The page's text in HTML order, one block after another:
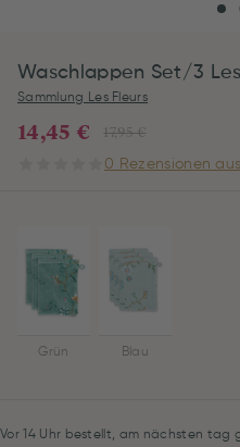
Waschlappen Set/3
Sammlung Les Fleurs
17,95 €
14,45 €
0 Rezensionen
Grün Blau
Vor 14 Uhr bestellt, am nächsten tag